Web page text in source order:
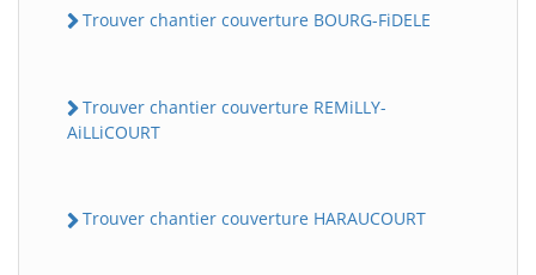
Trouver chantier couverture BOURG-FiDELE
Trouver chantier couverture REMiLLY-
AiLLiCOURT
Trouver chantier couverture HARAUCOURT